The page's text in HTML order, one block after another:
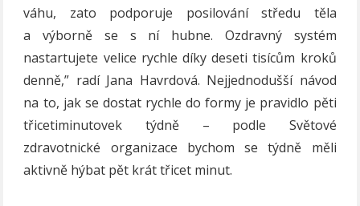
váhu, zato podporuje posilování středu těla
a výborně se s ní hubne. Ozdravný systém
nastartujete velice rychle díky deseti tisícům kroků
denně,” radí Jana Havrdová. Nejjednodušší návod
na to, jak se dostat rychle do formy je pravidlo pěti
třicetiminutovek týdně – podle Světové
zdravotnické organizace bychom se týdně měli
aktivně hýbat pět krát třicet minut.